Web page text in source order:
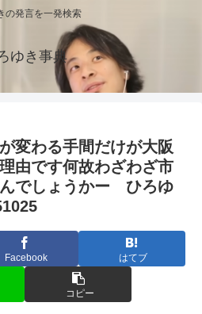
の発言を一発検索
ゆき事典
変わる手間だけが大阪
由です何故わざわざ市
でしょうかー ひろゆ
Facebook はてブ
コピー